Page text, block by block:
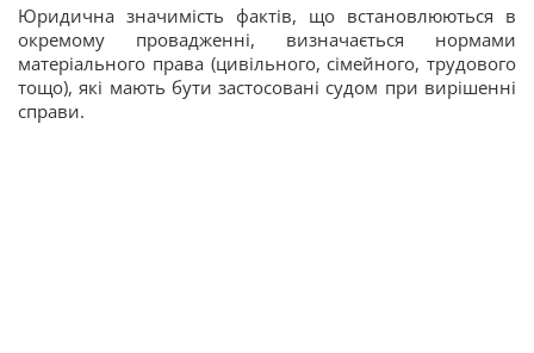
Юридична значимість фактів, що встановлюються в
окремому провадженні, визначається нормами
матеріального права (цивільного, сімейного, трудового
тощо), які мають бути застосовані судом при вирішенні
справи.